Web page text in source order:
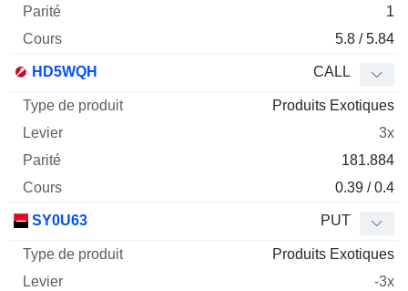
1
5.8 / 5.84
HD5WQH CALL
Produits Exotiques
3x
181.884
0.39 / 0.4
SY0U63 PUT
Produits Exotiques
-3x